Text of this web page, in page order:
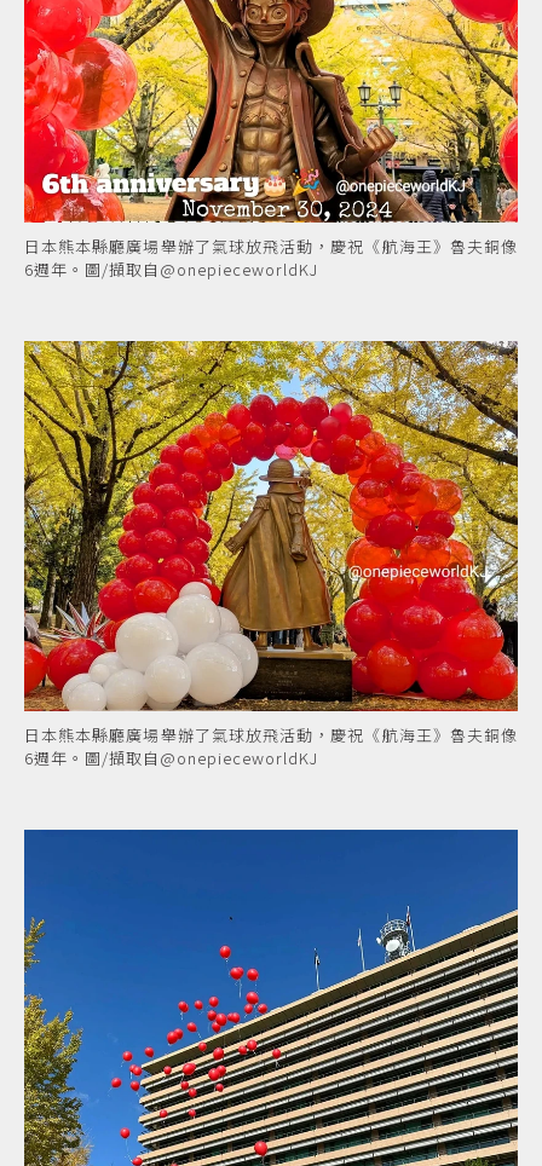
日本熊本縣廳廣場舉辦了氣球放飛活動，慶祝《航海王》魯夫銅像
6週年。圖/擷取自@onepieceworldKJ
日本熊本縣廳廣場舉辦了氣球放飛活動，慶祝《航海王》魯夫銅像
6週年。圖/擷取自@onepieceworldKJ